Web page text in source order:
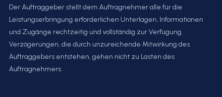
Der Auftraggeber stellt dem Auftragnehmer alle für die
Leistungserbringung erforderlichen Unterlagen, Informationen
und Zugänge rechtzeitig und vollständig zur Verfügung.
Verzögerungen, die durch unzureichende Mitwirkung des
Auftraggebers entstehen, gehen nicht zu Lasten des
Auftragnehmers.